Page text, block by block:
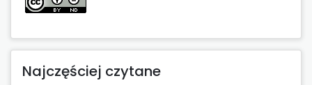
Najczęściej czytane